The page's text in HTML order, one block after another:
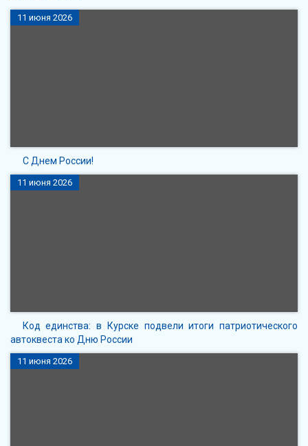
11 июня 2026
С Днем России!
11 июня 2026
Код единства: в Курске подвели итоги патриотического
автоквеста ко Дню России
11 июня 2026